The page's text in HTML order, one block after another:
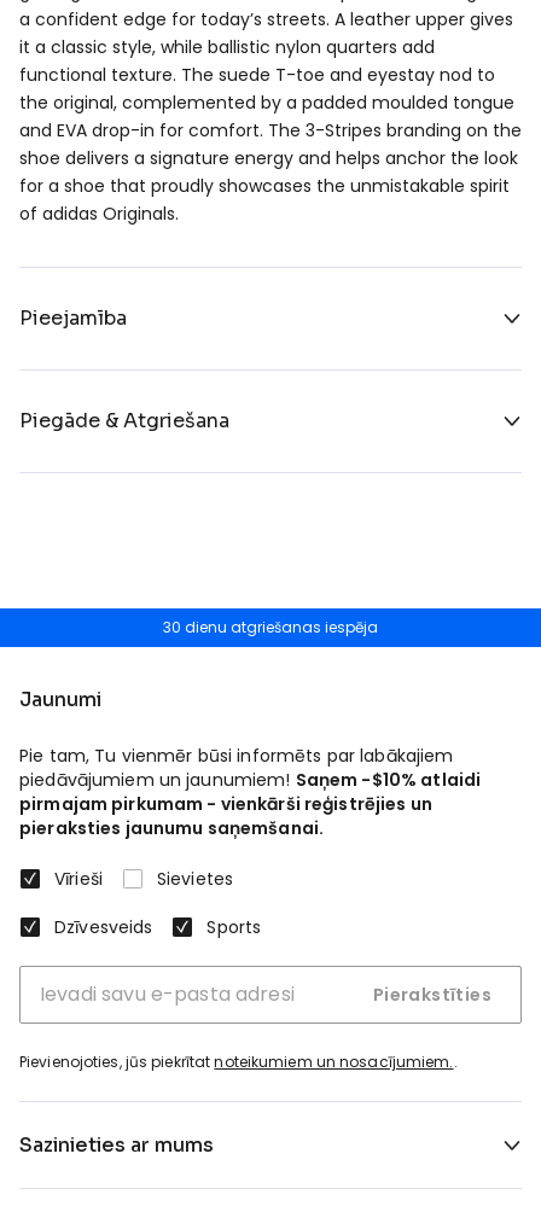
a confident edge for today’s streets. A leather upper gives
it a classic style, while ballistic nylon quarters add
functional texture. The suede T-toe and eyestay nod to
the original, complemented by a padded moulded tongue
and EVA drop-in for comfort. The 3-Stripes branding on the
shoe delivers a signature energy and helps anchor the look
for a shoe that proudly showcases the unmistakable spirit
of adidas Originals.
Pieejamība
Piegāde & Atgriešana
30 dienu atgriešanas iespēja
Jaunumi
Pie tam, Tu vienmēr būsi informēts par labākajiem
piedāvājumiem un jaunumiem! Saņem -$10% atlaidi
pirmajam pirkumam - vienkārši reģistrējies un
pieraksties jaunumu saņemšanai.
Vīrieši
Sievietes
Dzīvesveids
Sports
Pierakstīties
Pievienojoties, jūs piekrītatnoteikumiem un nosacījumiem..
Sazinieties ar mums